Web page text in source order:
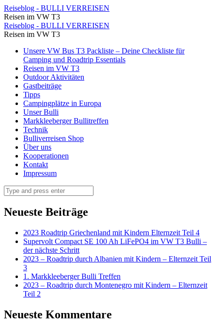
Biarritz
⋆
Reiseblog
BULLI
VERREISEN
Reiseblog - BULLI VERREISEN
Reisen im VW T3
Biarritz
⋆
Reiseblog
BULLI
VERREISEN
Reiseblog - BULLI VERREISEN
Reisen im VW T3
Skip
content
Unsere VW Bus T3 Packliste – Deine Checkliste für
Camping und Roadtrip Essentials
Reisen im VW T3
Outdoor Aktivitäten
Gastbeiträge
Tipps
Campingplätze in Europa
Unser Bulli
Markkleeberger Bullitreffen
Technik
Bulliverreisen Shop
Über uns
Kooperationen
Kontakt
Impressum
Search
Neueste Beiträge
2023 Roadtrip Griechenland mit Kindern Elternzeit Teil 4
Supervolt Compact SE 100 Ah LiFePO4 im VW T3 Bulli –
der nächste Schritt
2023 – Roadtrip durch Albanien mit Kindern – Elternzeit Teil
3
1. Markkleeberger Bulli Treffen
2023 – Roadtrip durch Montenegro mit Kindern – Elternzeit
Teil 2
Neueste Kommentare